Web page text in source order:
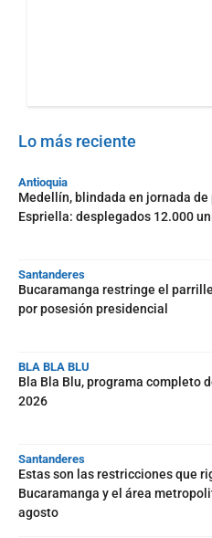
Lo más reciente
Antioquia
Medellín, blindada en jornada de
Espriella: desplegados 12.000
Santanderes
Bucaramanga restringe el
por posesión presidencial
BLA BLA BLU
Bla Bla Blu, programa completo
2026
Santanderes
Estas son las restricciones que
Bucaramanga y el área
agosto